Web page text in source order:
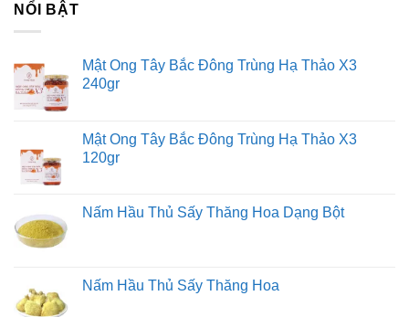
NỔI BẬT
Mật Ong Tây Bắc Đông Trùng Hạ Thảo X3
240gr
Mật Ong Tây Bắc Đông Trùng Hạ Thảo X3
120gr
Nấm Hầu Thủ Sấy Thăng Hoa Dạng Bột
Nấm Hầu Thủ Sấy Thăng Hoa